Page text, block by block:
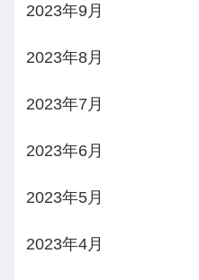
2023年9月
2023年8月
2023年7月
2023年6月
2023年5月
2023年4月